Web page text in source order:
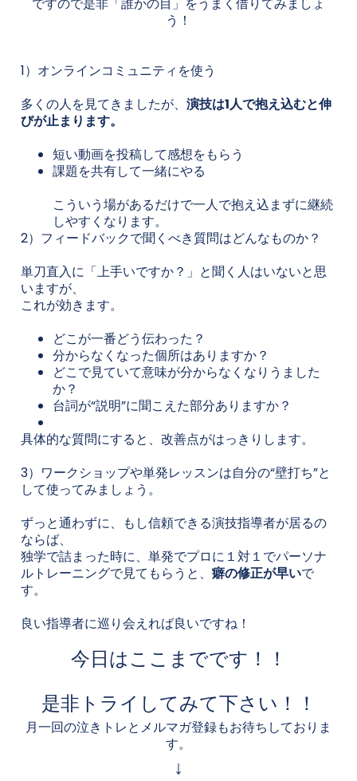
う！
1）オンラインコミュニティを使う
多くの人を見てきましたが、 演技は1人で抱え込むと伸
びが止まります。
短い動画を投稿して感想をもらう
課題を共有して一緒にやる
こういう場があるだけで一人で抱え込まずに継続
しやすくなります。
2）フィードバックで聞くべき質問はどんなものか？
単刀直入に「上手いですか？」と聞く人はいないと思
いますが、
これが効きます。
どこが一番どう伝わった？
分からなくなった個所はありますか？
どこで見ていて意味が分からなくなりうました
か？
台詞が“説明”に聞こえた部分ありますか？
具体的な質問にすると、改善点がはっきりします。
3）ワークショップや単発レッスンは自分の“壁打ち”と
して使ってみましょう。
ずっと通わずに、もし信頼できる演技指導者が居るの
ならば、
独学で詰まった時に、単発でプロに１対１でパーソナ
ルトレーニングで見てもらうと、癖の修正が早いで
す。
良い指導者に巡り会えれば良いですね！
今日はここまでです！！
是非トライしてみて下さい！！
月一回の泣きトレとメルマガ登録もお待ちしておりま
す。
↓